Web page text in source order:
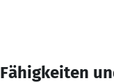
Fähigkeiten